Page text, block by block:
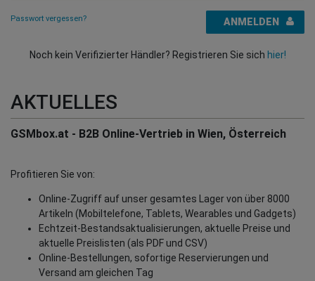
Passwort vergessen? ANMELDEN
Noch kein Verifizierter Händler? Registrieren Sie sich hier!
AKTUELLES
GSMbox.at - B2B Online-Vertrieb in Wien, Österreich
Profitieren Sie von:
Online-Zugriff auf unser gesamtes Lager von über 8000
Artikeln (Mobiltelefone, Tablets, Wearables und Gadgets)
Echtzeit-Bestandsaktualisierungen, aktuelle Preise und
aktuelle Preislisten (als PDF und CSV)
Online-Bestellungen, sofortige Reservierungen und
Versand am gleichen Tag